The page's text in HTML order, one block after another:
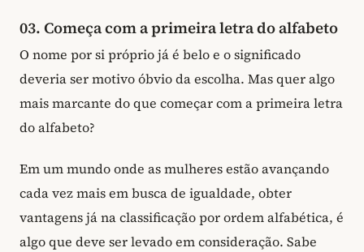
03. Começa com a primeira letra do alfabeto
O nome por si próprio já é belo e o significado
deveria ser motivo óbvio da escolha. Mas quer algo
mais marcante do que começar com a primeira letra
do alfabeto?
Em um mundo onde as mulheres estão avançando
cada vez mais em busca de igualdade, obter
vantagens já na classificação por ordem alfabética, é
algo que deve ser levado em consideração. Sabe